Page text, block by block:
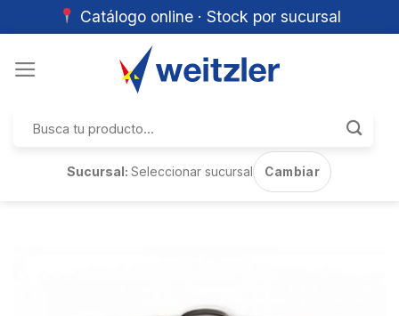
Catálogo online · Stock por sucursal
por:
Sucursal:Seleccionar sucursal Cambiar